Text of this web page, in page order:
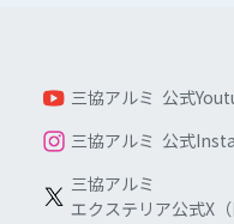
三協アルミ 公式
三協アルミ 公式
三協アルミ
エクステリア公式X